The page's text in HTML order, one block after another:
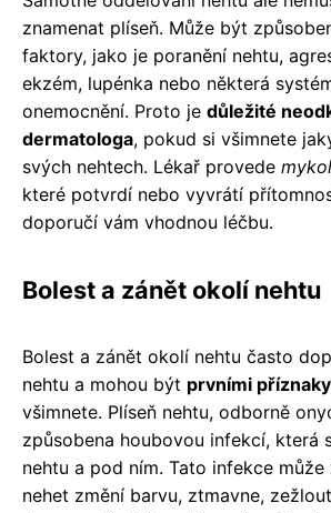
znamenat plíseň. Může být
faktory, jako je poranění nehtu,
ekzém, lupénka nebo některá
onemocnění. Proto je důležité
dermatologa, pokud si všimnete
svých nehtech. Lékař provede
které potvrdí nebo vyvrátí
doporučí vám vhodnou léčbu.
Bolest a zánět okolí nehtu
Bolest a zánět okolí nehtu často
nehtu a mohou být prvními příznaky
všimnete. Plíseň nehtu, odborně
způsobena houbovou infekcí, která
nehtu a pod ním. Tato infekce
nehet změní barvu, ztmavne,